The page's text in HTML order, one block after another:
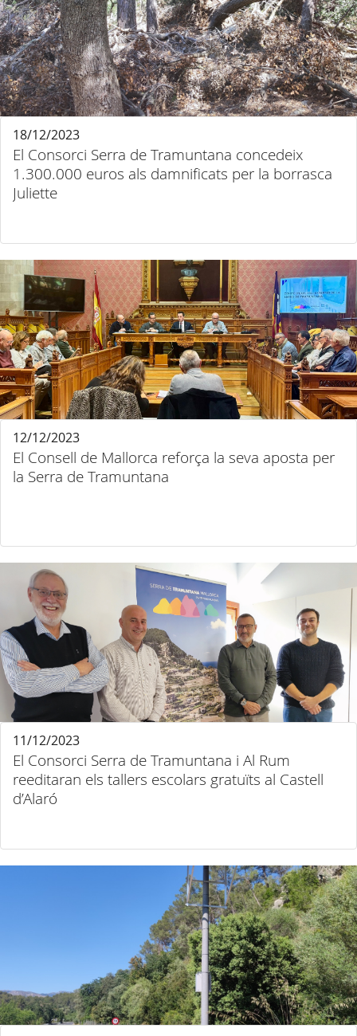
El Consorci Serra de Tramuntana concedeix
1.300.000 euros als damnificats per la borrasca
Juliette
18/12/2023
El Consell de Mallorca reforça la seva aposta per
la Serra de Tramuntana
12/12/2023
El Consorci Serra de Tramuntana i Al Rum
reeditaran els tallers escolars gratuïts al Castell
d’Alaró
11/12/2023